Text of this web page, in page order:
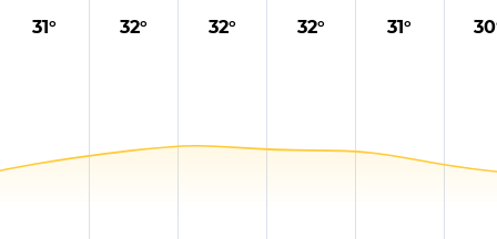
31° 32° 32° 32° 31° 30